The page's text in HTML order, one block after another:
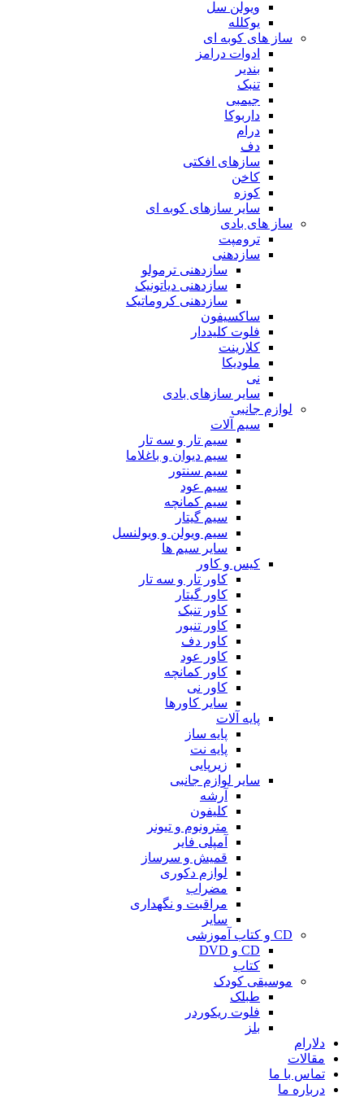
ویولن سل
یوکلله
ساز های کوبه ای
ادوات درامز
بندیر
تنبک
جیمبی
داربوکا
درام
دف
سازهای افکتی
کاخن
کوزه
سایر سازهای کوبه ای
ساز های بادی
ترومپت
سازدهنی
سازدهنی ترمولو
سازدهنی دیاتونیک
سازدهنی کروماتیک
ساکسیفون
فلوت کلیددار
کلارینت
ملودیکا
نی
سایر سازهای بادی
لوازم جانبی
سیم آلات
سیم تار و سه تار
سیم دیوان و باغلاما
سیم سنتور
سیم عود
سیم کمانچه
سیم گیتار
سیم ویولن و ویولنسل
سایر سیم ها
کیس و کاور
کاور تار و سه تار
کاور گیتار
کاور تنبک
کاور تنبور
کاور دف
کاور عود
کاور کمانچه
کاور نی
سایر کاورها
پایه آلات
پایه ساز
پایه نت
زیرپایی
سایر لوازم جانبی
آرشه
کلیفون
مترونوم و تیونر
آمپلی فایر
قمیش و سرساز
لوازم دکوری
مضراب
مراقبت و نگهداری
سایر
CD و کتاب آموزشی
CD و DVD
کتاب
موسیقی کودک
طبلک
فلوت ریکوردر
بلز
دلارام
مقالات
تماس با ما
درباره ما